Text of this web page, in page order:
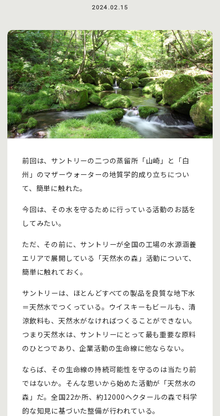
2024.02.15
前回は、サントリーの二つの蒸留所「山崎」と「白
州」のマザーウォーターの地質学的成り立ちについ
て、簡単に触れた。
今回は、その水を守るために行っている活動のお話を
してみたい。
ただ、その前に、サントリーが全国の工場の水源涵養
エリアで展開している「天然水の森」活動について、
簡単に触れておく。
サントリーは、ほとんどすべての製品を良質な地下水
＝天然水でつくっている。ウイスキーもビールも、清
涼飲料も、天然水がなければつくることができない。
つまり天然水は、サントリーにとって最も重要な原料
のひとつであり、企業活動の生命線に他ならない。
ならば、その生命線の持続可能性を守るのは当たり前
ではないか。そんな思いから始めた活動が「天然水の
森」だ。全国22か所、約12000ヘクタールの森で科学
的な知見に基づいた整備が行われている。